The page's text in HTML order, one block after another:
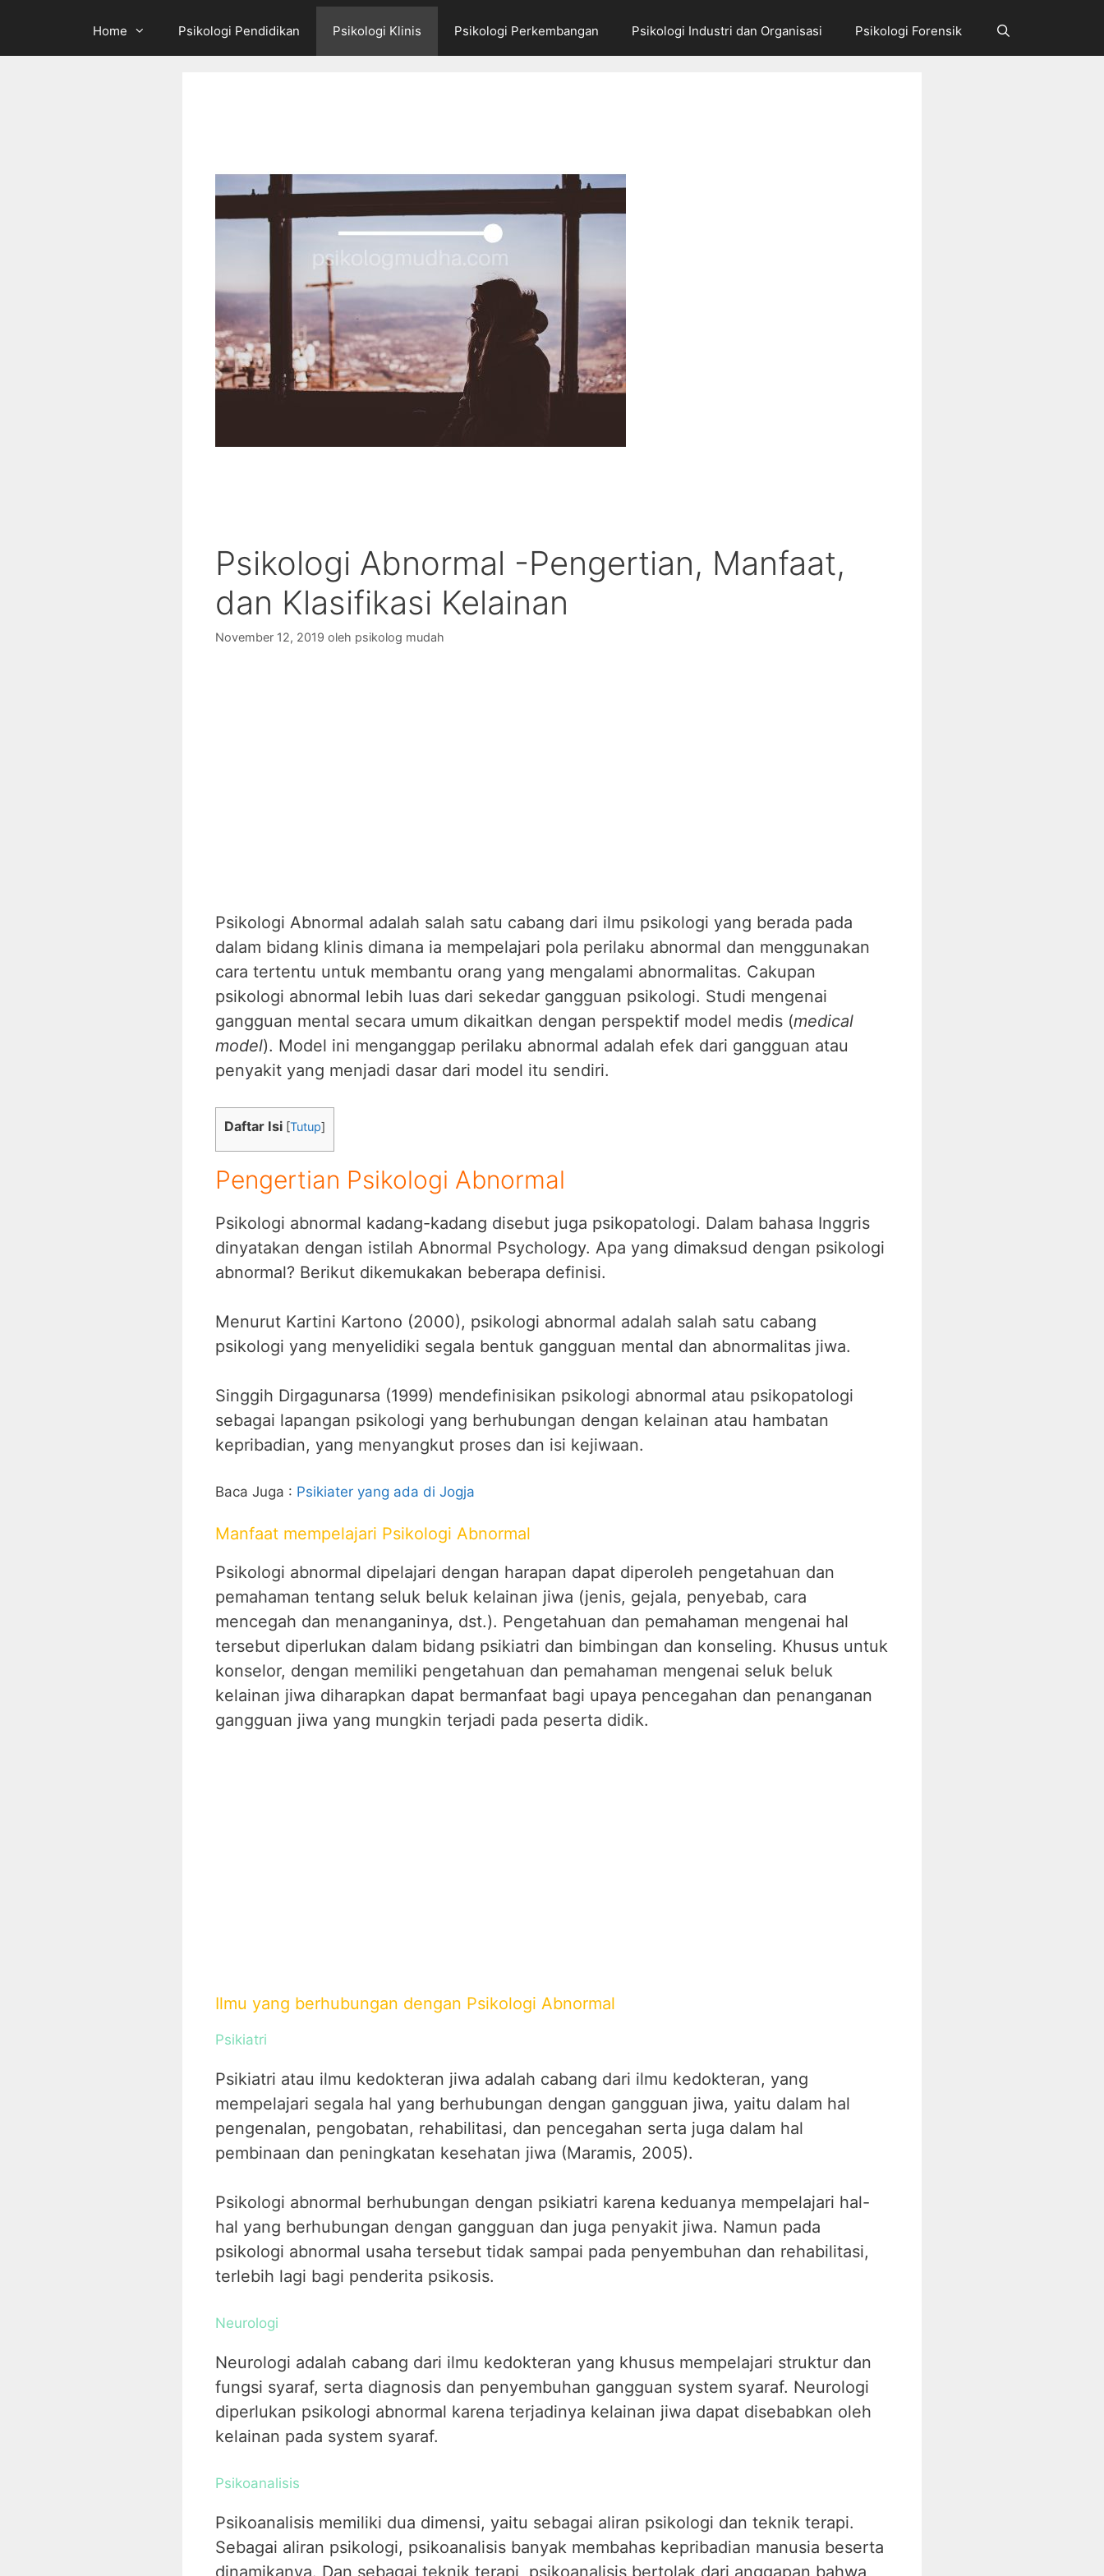
Home Psikologi Pendidikan Psikologi Klinis Psikologi Perkembangan Psikologi Industri dan Organisasi Psikologi Forensik
Psikologi Abnormal -Pengertian, Manfaat,
dan Klasifikasi Kelainan
November 12, 2019 oleh psikolog mudah
Psikologi Abnormal adalah salah satu cabang dari ilmu psikologi yang berada pada
dalam bidang klinis dimana ia mempelajari pola perilaku abnormal dan menggunakan
cara tertentu untuk membantu orang yang mengalami abnormalitas. Cakupan
psikologi abnormal lebih luas dari sekedar gangguan psikologi. Studi mengenai
gangguan mental secara umum dikaitkan dengan perspektif model medis (medical
model). Model ini menganggap perilaku abnormal adalah efek dari gangguan atau
penyakit yang menjadi dasar dari model itu sendiri.
Daftar Isi [Tutup]
Pengertian Psikologi Abnormal
Psikologi abnormal kadang-kadang disebut juga psikopatologi. Dalam bahasa Inggris
dinyatakan dengan istilah Abnormal Psychology. Apa yang dimaksud dengan psikologi
abnormal? Berikut dikemukakan beberapa definisi.
Menurut Kartini Kartono (2000), psikologi abnormal adalah salah satu cabang
psikologi yang menyelidiki segala bentuk gangguan mental dan abnormalitas jiwa.
Singgih Dirgagunarsa (1999) mendefinisikan psikologi abnormal atau psikopatologi
sebagai lapangan psikologi yang berhubungan dengan kelainan atau hambatan
kepribadian, yang menyangkut proses dan isi kejiwaan.
Baca Juga : Psikiater yang ada di Jogja
Manfaat mempelajari Psikologi Abnormal
Psikologi abnormal dipelajari dengan harapan dapat diperoleh pengetahuan dan
pemahaman tentang seluk beluk kelainan jiwa (jenis, gejala, penyebab, cara
mencegah dan menanganinya, dst.). Pengetahuan dan pemahaman mengenai hal
tersebut diperlukan dalam bidang psikiatri dan bimbingan dan konseling. Khusus untuk
konselor, dengan memiliki pengetahuan dan pemahaman mengenai seluk beluk
kelainan jiwa diharapkan dapat bermanfaat bagi upaya pencegahan dan penanganan
gangguan jiwa yang mungkin terjadi pada peserta didik.
Ilmu yang berhubungan dengan Psikologi Abnormal
Psikiatri
Psikiatri atau ilmu kedokteran jiwa adalah cabang dari ilmu kedokteran, yang
mempelajari segala hal yang berhubungan dengan gangguan jiwa, yaitu dalam hal
pengenalan, pengobatan, rehabilitasi, dan pencegahan serta juga dalam hal
pembinaan dan peningkatan kesehatan jiwa (Maramis, 2005).
Psikologi abnormal berhubungan dengan psikiatri karena keduanya mempelajari hal-
hal yang berhubungan dengan gangguan dan juga penyakit jiwa. Namun pada
psikologi abnormal usaha tersebut tidak sampai pada penyembuhan dan rehabilitasi,
terlebih lagi bagi penderita psikosis.
Neurologi
Neurologi adalah cabang dari ilmu kedokteran yang khusus mempelajari struktur dan
fungsi syaraf, serta diagnosis dan penyembuhan gangguan system syaraf. Neurologi
diperlukan psikologi abnormal karena terjadinya kelainan jiwa dapat disebabkan oleh
kelainan pada system syaraf.
Psikoanalisis
Psikoanalisis memiliki dua dimensi, yaitu sebagai aliran psikologi dan teknik terapi.
Sebagai aliran psikologi, psikoanalisis banyak membahas kepribadian manusia beserta
dinamikanya. Dan sebagai teknik terapi, psikoanalisis bertolak dari anggapan bahwa